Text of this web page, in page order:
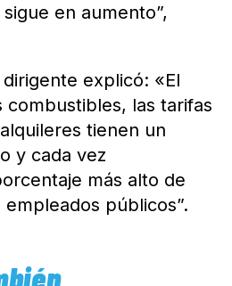
en aumento”,
explicó: «El
combustibles, las tarifas
tienen un
y cada vez
más alto de
públicos”.